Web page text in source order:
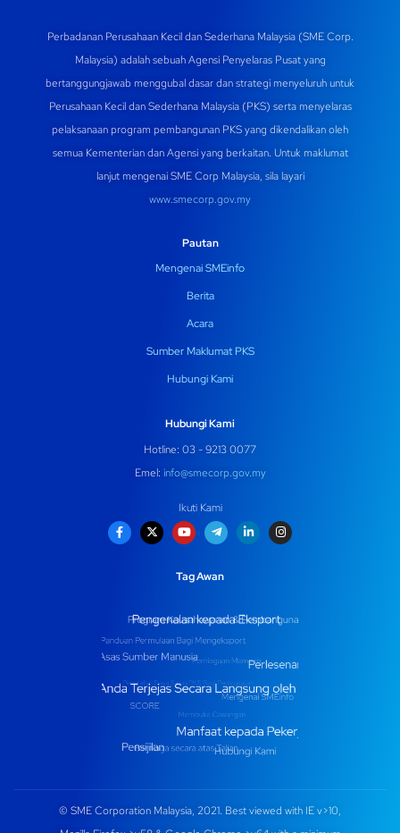
Perbadanan Perusahaan Kecil dan Sederhana Malaysia (SME Corp.
Malaysia) adalah sebuah Agensi Penyelaras Pusat yang
bertanggungjawab menggubal dasar dan strategi menyeluruh untuk
Perusahaan Kecil dan Sederhana Malaysia (PKS) serta menyelaras
pelaksanaan program pembangunan PKS yang dikendalikan oleh
semua Kementerian dan Agensi yang berkaitan. Untuk maklumat
lanjut mengenai SME Corp Malaysia, sila layari
www.smecorp.gov.my
Pautan
Mengenai SMEinfo
Berita
Acara
Sumber Maklumat PKS
Hubungi Kami
Hubungi Kami
Hotline: 03 - 9213 0077
Emel: info@smecorp.gov.my
Ikuti Kami
Tag Awan
© SME Corporation Malaysia, 2021. Best viewed with IE v>10,